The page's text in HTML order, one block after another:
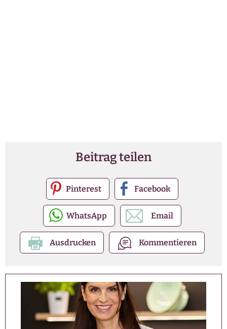
Beitrag teilen
Pinterest Facebook
WhatsApp Email
Ausdrucken Kommentieren